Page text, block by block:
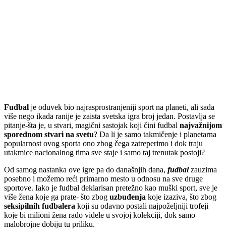
Fudbal je oduvek bio najrasprostranjeniji sport na planeti, ali sada
više nego ikada ranije je zaista svetska igra broj jedan. Postavlja se
pitanje-šta je, u stvari, magični sastojak koji čini fudbal najvažnijom
sporednom stvari na svetu? Da li je samo takmičenje i planetarna
popularnost ovog sporta ono zbog čega zatreperimo i dok traju
utakmice nacionalnog tima sve staje i samo taj trenutak postoji?
Od samog nastanka ove igre pa do današnjih dana, fudbalzauzima
posebno i možemo reći primarno mesto u odnosu na sve druge
sportove. Iako je fudbal deklarisan pretežno kao muški sport, sve je
više žena koje ga prate- što zbog uzbuđenja koje izaziva, što zbog
seksipilnih fudbalera koji su odavno postali najpoželjniji trofeji
koje bi milioni žena rado videle u svojoj kolekciji, dok samo
malobrojne dobiju tu priliku.